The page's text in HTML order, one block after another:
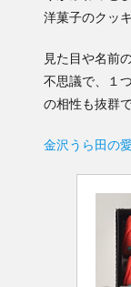
洋菓子のクッ
見た目や名前
不思議で、１
の相性も抜群で
金沢うら田の